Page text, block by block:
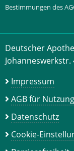
Bestimmungen des
Deutscher
Johanneswerkstr.
Impressum
AGB für Nutzung
Datenschutz
Cookie-